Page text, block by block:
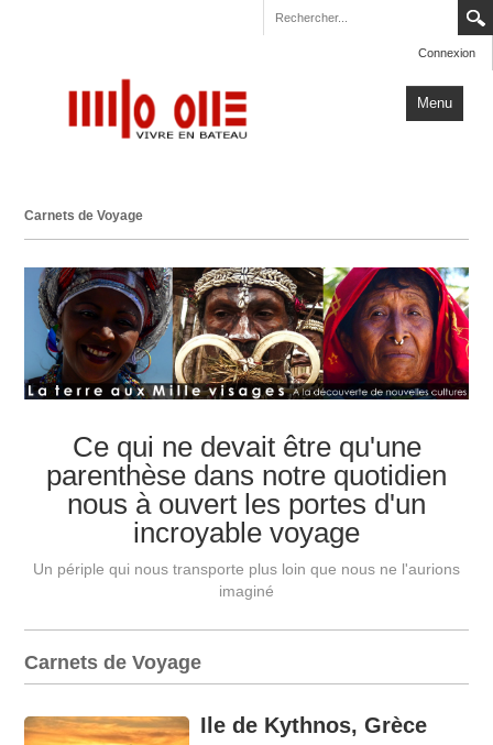
Connexion
Menu
Carnets de Voyage
Actualités
Plus
Carnets de Voyage
Ce qui ne devait être qu'une
parenthèse dans notre quotidien
nous à ouvert les portes d'un
incroyable voyage
Un périple qui nous transporte plus loin que nous ne l'aurions
imaginé
Carnets de Voyage
Ile de Kythnos, Grèce